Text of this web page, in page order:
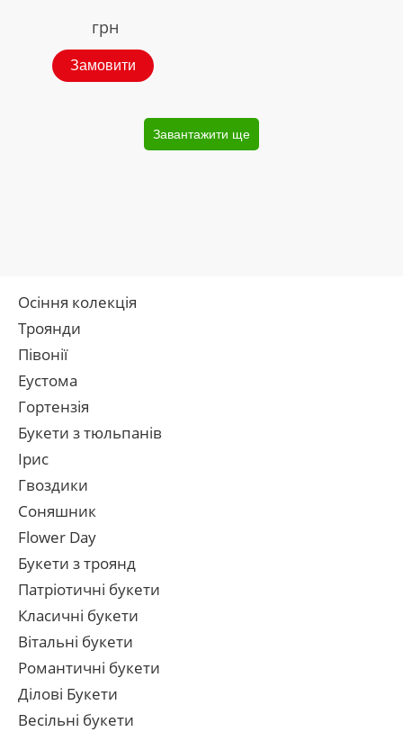
грн
Замовити
Завантажити ще
Осіння колекція
Троянди
Півонії
Еустома
Гортензія
Букети з тюльпанів
Ірис
Гвоздики
Соняшник
Flower Day
Букети з троянд
Патріотичні букети
Класичні букети
Вітальні букети
Романтичні букети
Ділові Букети
Весільні букети